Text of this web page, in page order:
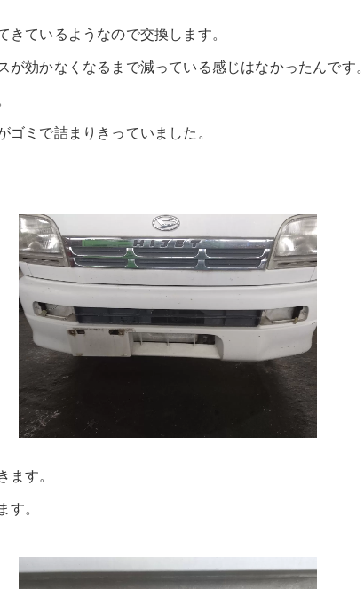
ているようなので交換します。
が効かなくなるまで減っている感じはなかったんです。
ミで詰まりきっていました。
ます。
す。